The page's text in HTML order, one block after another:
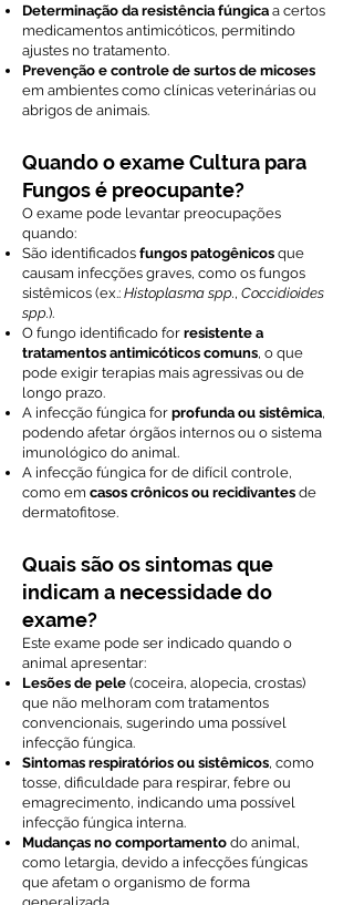
Determinação da resistência fúngica a certos
medicamentos antimicóticos, permitindo
ajustes no tratamento.
Prevenção e controle de surtos de micoses
em ambientes como clínicas veterinárias ou
abrigos de animais.
Quando o exame Cultura para
Fungos é preocupante?
O exame pode levantar preocupações
quando:
São identificados fungos patogênicos que
causam infecções graves, como os fungos
sistêmicos (ex.: Histoplasma spp., Coccidioides
spp.).
O fungo identificado for resistente a
tratamentos antimicóticos comuns, o que
pode exigir terapias mais agressivas ou de
longo prazo.
A infecção fúngica for profunda ou sistêmica,
podendo afetar órgãos internos ou o sistema
imunológico do animal.
A infecção fúngica for de difícil controle,
como em casos crônicos ou recidivantes de
dermatofitose.
Quais são os sintomas que
indicam a necessidade do
exame?
Este exame pode ser indicado quando o
animal apresentar:
Lesões de pele (coceira, alopecia, crostas)
que não melhoram com tratamentos
convencionais, sugerindo uma possível
infecção fúngica.
Sintomas respiratórios ou sistêmicos, como
tosse, dificuldade para respirar, febre ou
emagrecimento, indicando uma possível
infecção fúngica interna.
Mudanças no comportamento do animal,
como letargia, devido a infecções fúngicas
que afetam o organismo de forma